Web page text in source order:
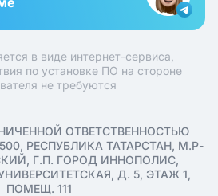
в виде интернет-сервиса,
по установке ПО на стороне
не требуются
ОТВЕТСТВЕННОСТЬЮ
РЕСПУБЛИКА ТАТАРСТАН, М.Р-
Г.П. ГОРОД ИННОПОЛИС,
Д. 5, ЭТАЖ 1,
ПОМЕЩ. 111